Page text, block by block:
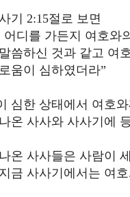
기 2:15절로 보면
어디를 가든지 여호와
씀하신 것과 같고 여
움이 심하였더라”
심한 상태에서 여호
온 사사와 사사기에
온 사사들은 사람이
금 사사기에서는 여